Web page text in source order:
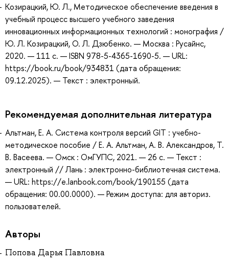
Козирацкий, Ю. Л., Методическое обеспечение введения в
учебный процесс высшего учебного заведения
инновационных информационных технологий : монография /
Ю. Л. Козирацкий, О. Л. Дзюбенко. — Москва : Русайнс,
2020. — 111 с. — ISBN 978-5-4365-1690-5. — URL:
https://book.ru/book/934831 (дата обращения:
09.12.2025). — Текст : электронный.
Рекомендуемая дополнительная литература
Альтман, Е. А. Система контроля версий GIT : учебно-
методическое пособие / Е. А. Альтман, А. В. Александров, Т.
В. Васеева. — Омск : ОмГУПС, 2021. — 26 с. — Текст :
электронный // Лань : электронно-библиотечная система.
— URL: https://e.lanbook.com/book/190155 (дата
обращения: 00.00.0000). — Режим доступа: для авториз.
пользователей.
Авторы
Попова Дарья Павловна